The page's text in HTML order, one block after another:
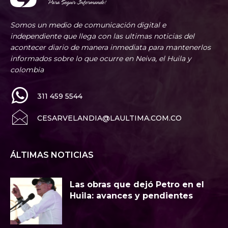
Somos un medio de comunicación digital e
independiente que llega con las ultimas noticias del
acontecer diario de manera inmediata para mantenerlos
informados sobre lo que ocurre en Neiva, el Huila y
colombia
311 459 5544
CESARVELANDIA@LAULTIMA.COM.CO
ÁLTIMAS NOTICIAS
Las obras que dejó Petro en el
Huila: avances y pendientes